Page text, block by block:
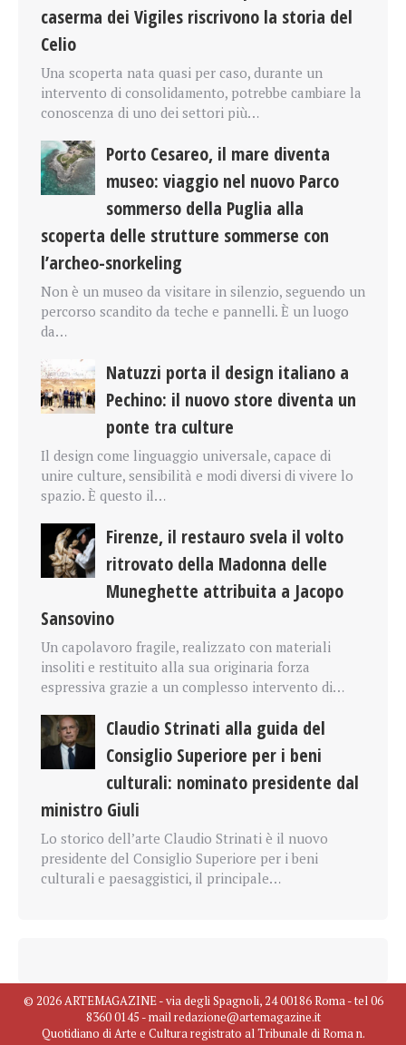
caserma dei Vigiles riscrivono la storia del
Celio
Una scoperta nata quasi per caso, durante un
intervento di consolidamento, potrebbe cambiare la
conoscenza di uno dei settori più…
Porto Cesareo, il mare diventa
museo: viaggio nel nuovo Parco
sommerso della Puglia alla
scoperta delle strutture sommerse con
l’archeo-snorkeling
Non è un museo da visitare in silenzio, seguendo un
percorso scandito da teche e pannelli. È un luogo
da…
Natuzzi porta il design italiano a
Pechino: il nuovo store diventa un
ponte tra culture
Il design come linguaggio universale, capace di
unire culture, sensibilità e modi diversi di vivere lo
spazio. È questo il…
Firenze, il restauro svela il volto
ritrovato della Madonna delle
Muneghette attribuita a Jacopo
Sansovino
Un capolavoro fragile, realizzato con materiali
insoliti e restituito alla sua originaria forza
espressiva grazie a un complesso intervento di…
Claudio Strinati alla guida del
Consiglio Superiore per i beni
culturali: nominato presidente dal
ministro Giuli
Lo storico dell’arte Claudio Strinati è il nuovo
presidente del Consiglio Superiore per i beni
culturali e paesaggistici, il principale…
© 2026 ARTEMAGAZINE - via degli Spagnoli, 24 00186 Roma - tel 06
8360 0145 - mail redazione@artemagazine.it
Quotidiano di Arte e Cultura registrato al Tribunale di Roma n.